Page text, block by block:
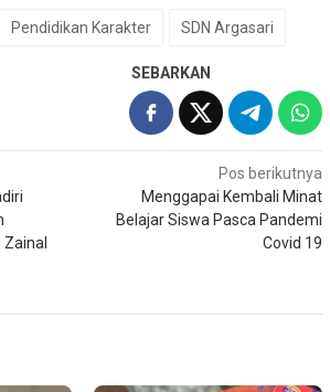
Pendidikan Karakter SDN Argasari
SEBARKAN
Pos berikutnya
Menggapai Kembali Minat
Belajar Siswa Pasca Pandemi
Covid 19